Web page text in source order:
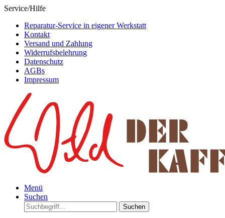
Service/Hilfe
Reparatur-Service in eigener Werkstatt
Kontakt
Versand und Zahlung
Widerrufsbelehrung
Datenschutz
AGBs
Impressum
Menü
Suchen
Suchen